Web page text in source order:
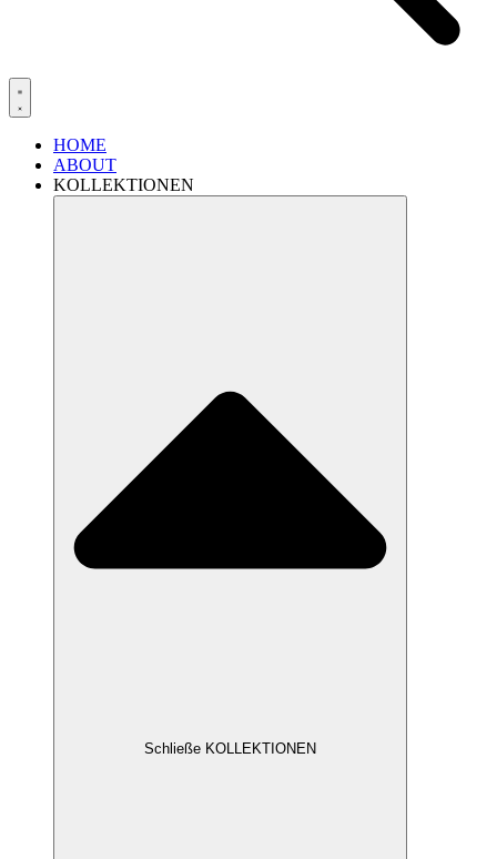
HOME
ABOUT
KOLLEKTIONEN
Schließe KOLLEKTIONEN